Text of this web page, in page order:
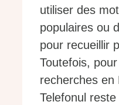
utiliser des
populaires ou
pour recueillir
Toutefois,
recherches en
Telefonul